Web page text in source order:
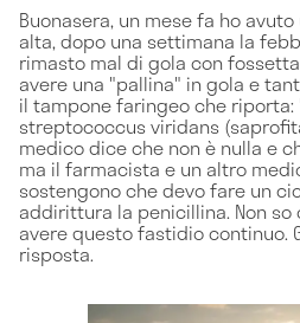
Buonasera, un mese fa ho
alta, dopo una settimana la
rimasto mal di gola con
avere una "pallina" in gola e
il tampone faringeo che
streptococcus viridans
medico dice che non è nulla e
ma il farmacista e un altro
sostengono che devo fare un
addirittura la penicillina. Non
avere questo fastidio continuo.
risposta.